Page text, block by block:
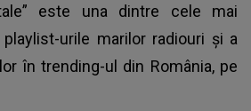
este una dintre cele mai
urile marilor radiouri și a
în trending-ul din România, pe